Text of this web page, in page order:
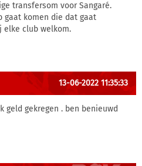
transfersom voor Sangaré.
gaat komen die dat gaat
elke club welkom.
13-06-2022 11:35:33
geld gekregen . ben benieuwd